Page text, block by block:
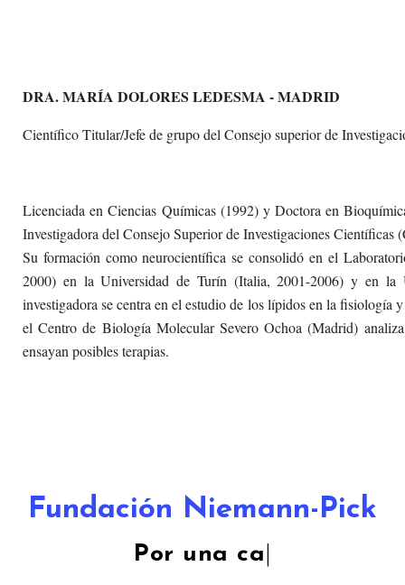
DRA. MARÍA DOLORES LEDESMA - MADRID
Científico Titular/Jefe de grupo del Consejo superior de
Licenciada en Ciencias Químicas (1992) y Doctora en
Investigadora del Consejo Superior de Investigaciones Científicas
Su formación como neurocientífica se consolidó en el
2000) en la Universidad de Turín (Italia, 2001-2006) y en la
investigadora se centra en el estudio de los lípidos en la
el Centro de Biología Molecular Severo Ochoa (Madrid)
ensayan posibles terapias.
Fundación Niemann-Pick
Por un|